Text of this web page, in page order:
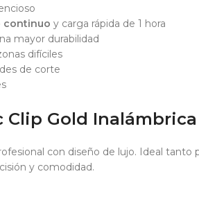
continuo y carga rápida de 1 hora
mayor durabilidad
difíciles
de corte
Clip Gold Inalámbrica
con diseño de lujo. Ideal tanto
y comodidad.